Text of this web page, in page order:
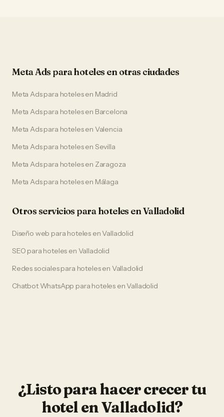
Meta Ads parahoteles en otras ciudades
Meta Adspara hotelesen Madrid
Meta Adspara hotelesen Barcelona
Meta Adspara hotelesen Valencia
Meta Adspara hotelesen Sevilla
Meta Adspara hotelesen Zaragoza
Meta Adspara hotelesen Málaga
Otros servicios parahoteles enValladolid
Diseño web para hoteles enValladolid
SEO para hoteles en Valladolid
Redes socialespara hotelesen Valladolid
Chatbot WhatsApp para hoteles enValladolid
¿Listo para hacer crecer tu
hotelenValladolid?